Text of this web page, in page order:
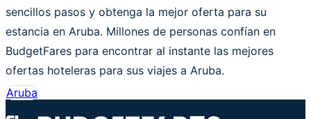
sencillos pasos y obtenga la mejor oferta para su
estancia en Aruba. Millones de personas confían en
BudgetFares para encontrar al instante las mejores
ofertas hoteleras para sus viajes a Aruba.
Aruba